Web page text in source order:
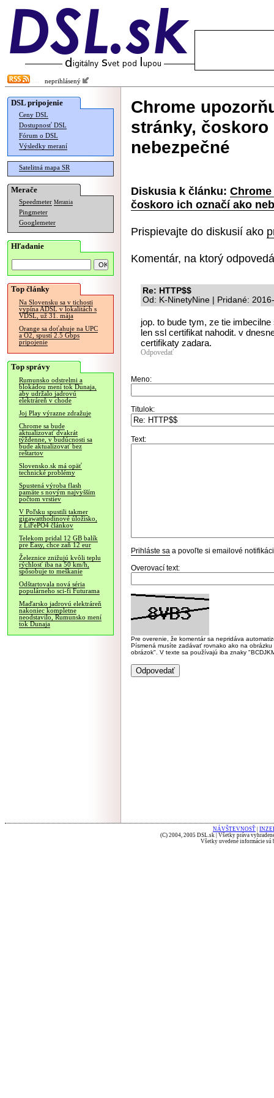
neprihlásený
DSL pripojenie
Ceny DSL
Dostupnosť DSL
Fórum o DSL
Výsledky meraní
Satelitná mapa SR
Merače
Speedmeter Merania
Pingmeter
Googlemeter
Hľadanie
Top články
Na Slovensku sa v tichosti
vypína ADSL v lokalitách s
VDSL, už 31. mája
Orange sa doťahuje na UPC
a O2, spustí 2.5 Gbps
pripojenie
Top správy
Rumunsko odstrelmi a
blokádou mení tok Dunaja,
aby udržalo jadrovú
elektráreň v chode
Joj Play výrazne zdražuje
Chrome sa bude
aktualizovať dvakrát
týždenne, v budúcnosti sa
bude aktualizovať bez
reštartov
Slovensko.sk má opäť
technické problémy
Spustená výroba flash
pamäte s novým najvyšším
počtom vrstiev
V Poľsku spustili takmer
gigawatthodinové úložisko,
z LiFePO4 článkov
Telekom pridal 12 GB balík
pre Easy, chce zaň 12 eur
Železnice znižujú kvôli teplu
rýchlosť iba na 50 km/h,
spôsobuje to meškanie
Odštartovala nová séria
populárneho sci-fi Futurama
Maďarsko jadrovú elektráreň
nakoniec kompletne
neodstavilo, Rumunsko mení
tok Dunaja
Chrome
stránky,
nebezpečné
Diskusia k článku:
čoskoro ich označí ako
Prispievajte do diskusií ako
Komentár, na ktorý
Re: HTTP$$
Od: K-NinetyNine | Pridané:
jop. to bude tym, ze tie
len ssl certifikat nahodit. v
certifikaty zadara.
Odpovedať
Meno:
Titulok:
Text:
Prihláste sa a povoľte si emailové
Overovací text:
Pre overenie, že komentár sa nepridáva
Písmená musíte zadávať rovnako ako na
obrázok". V texte sa používajú iba znaky
NÁVŠTEVNOSŤ
(C) 2004, 2005 DSL.sk | Všetky práva
Všetky uvedené informácie sú